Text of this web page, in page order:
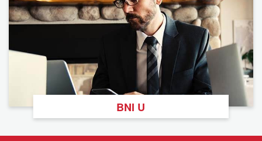
BNI U